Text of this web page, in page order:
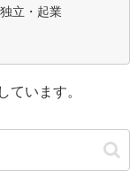
独立・起業
います。